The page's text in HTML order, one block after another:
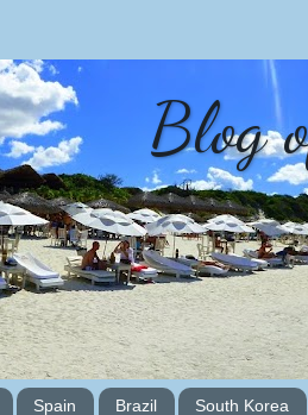
Blog
Spain Brazil South Korea